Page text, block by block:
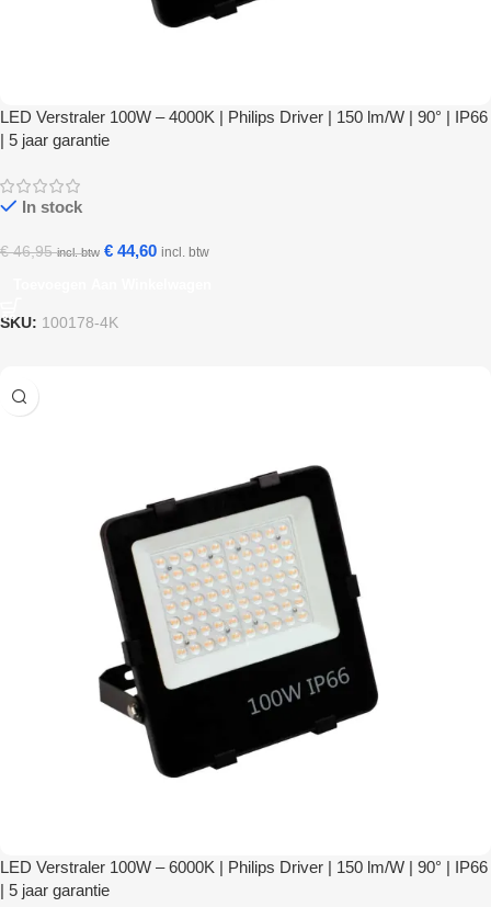
LED Verstraler 100W – 4000K | Philips Driver | 150 lm/W | 90° | IP66
| 5 jaar garantie
In stock
€46,95 incl. btw € 44,60 incl. btw
SKU: 100178-4K
LED Verstraler 100W – 6000K | Philips Driver | 150 lm/W | 90° | IP66
| 5 jaar garantie